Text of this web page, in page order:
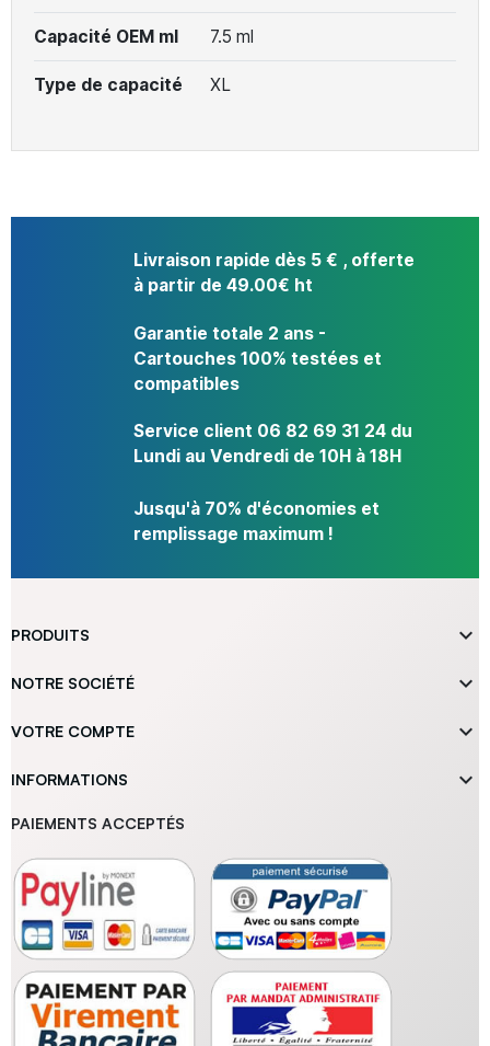
Capacité OEM ml 7.5 ml
Type de capacité XL
Livraison rapide dès 5 € , offerte
à partir de 49.00€ ht
Garantie totale 2 ans -
Cartouches 100% testées et
compatibles
Service client 06 82 69 31 24 du
Lundi au Vendredi de 10H à 18H
Jusqu'à 70% d'économies et
remplissage maximum !
PRODUITS 
NOTRE SOCIÉTÉ 
VOTRE COMPTE 
INFORMATIONS 
PAIEMENTS ACCEPTÉS